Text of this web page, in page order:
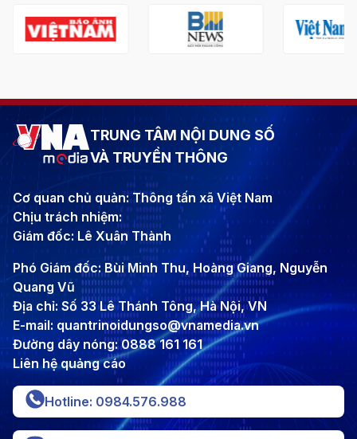
TRUNG TÂM NỘI DUNG SỐ
VÀ TRUYỀN THÔNG
Cơ quan chủ quản: Thông tấn xã Việt Nam
Chịu trách nhiệm:
Giám đốc: Lê Xuân Thành
Phó Giám đốc: Bùi Minh Thu, Hoàng Giang, Nguyễn
Quang Vũ
Địa chỉ: Số 33 Lê Thánh Tông, Hà Nội, VN
E-mail: quantrinoidungso@vnamedia.vn
Đường dây nóng: 0888 161 161
Liên hệ quảng cáo
Hotline: 0984.576.988